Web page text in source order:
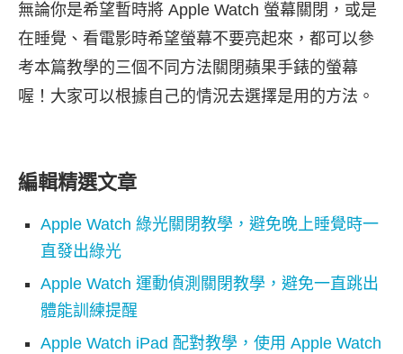
無論你是希望暫時將 Apple Watch 螢幕關閉，或是
在睡覺、看電影時希望螢幕不要亮起來，都可以參
考本篇教學的三個不同方法關閉蘋果手錶的螢幕
喔！大家可以根據自己的情況去選擇是用的方法。
編輯精選文章
Apple Watch 綠光關閉教學，避免晚上睡覺時一
直發出綠光
Apple Watch 運動偵測關閉教學，避免一直跳出
體能訓練提醒
Apple Watch iPad 配對教學，使用 Apple Watch